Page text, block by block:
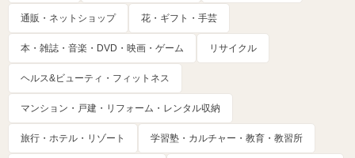
通販・ネットショップ 花・ギフト・手芸
本・雑誌・音楽・DVD・映画・ゲーム リサイクル
ヘルス&ビューティ・フィットネス
マンション・戸建・リフォーム・レンタル収納
旅行・ホテル・リゾート 学習塾・カルチャー・教育・教習所